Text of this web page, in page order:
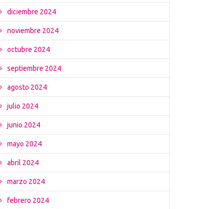
diciembre 2024
noviembre 2024
octubre 2024
septiembre 2024
agosto 2024
julio 2024
junio 2024
mayo 2024
abril 2024
marzo 2024
febrero 2024